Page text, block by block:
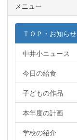
メニュー
ＴＯＰ・お知らせ
中井小ニュース
今日の給食
子どもの作品
本年度の計画
学校の紹介